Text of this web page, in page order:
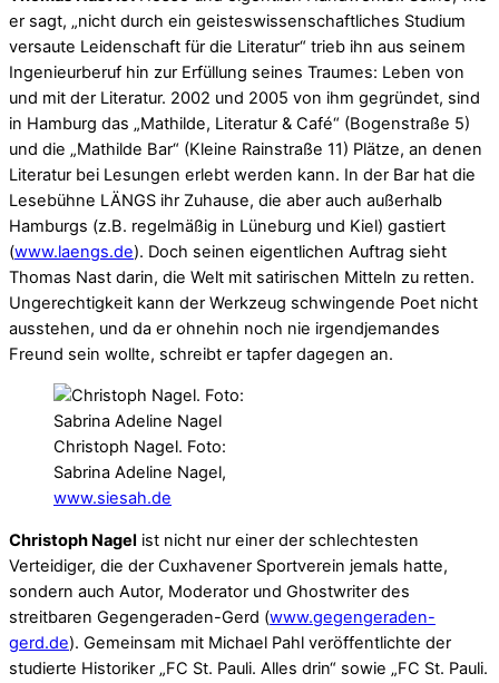
er sagt, „nicht durch ein geisteswissenschaftliches Studium
versaute Leidenschaft für die Literatur“ trieb ihn aus seinem
Ingenieurberuf hin zur Erfüllung seines Traumes: Leben von
und mit der Literatur. 2002 und 2005 von ihm gegründet, sind
in Hamburg das „Mathilde, Literatur & Café“ (Bogenstraße 5)
und die „Mathilde Bar“ (Kleine Rainstraße 11) Plätze, an denen
Literatur bei Lesungen erlebt werden kann. In der Bar hat die
Lesebühne LÄNGS ihr Zuhause, die aber auch außerhalb
Hamburgs (z.B. regelmäßig in Lüneburg und Kiel) gastiert
(www.laengs.de). Doch seinen eigentlichen Auftrag sieht
Thomas Nast darin, die Welt mit satirischen Mitteln zu retten.
Ungerechtigkeit kann der Werkzeug schwingende Poet nicht
ausstehen, und da er ohnehin noch nie irgendjemandes
Freund sein wollte, schreibt er tapfer dagegen an.
Christoph Nagel. Foto:
Sabrina Adeline Nagel,
www.siesah.de
Christoph Nagel ist nicht nur einer der schlechtesten
Verteidiger, die der Cuxhavener Sportverein jemals hatte,
sondern auch Autor, Moderator und Ghostwriter des
streitbaren Gegengeraden-Gerd (www.gegengeraden-
gerd.de). Gemeinsam mit Michael Pahl veröffentlichte der
studierte Historiker „FC St. Pauli. Alles drin“ sowie „FC St. Pauli.